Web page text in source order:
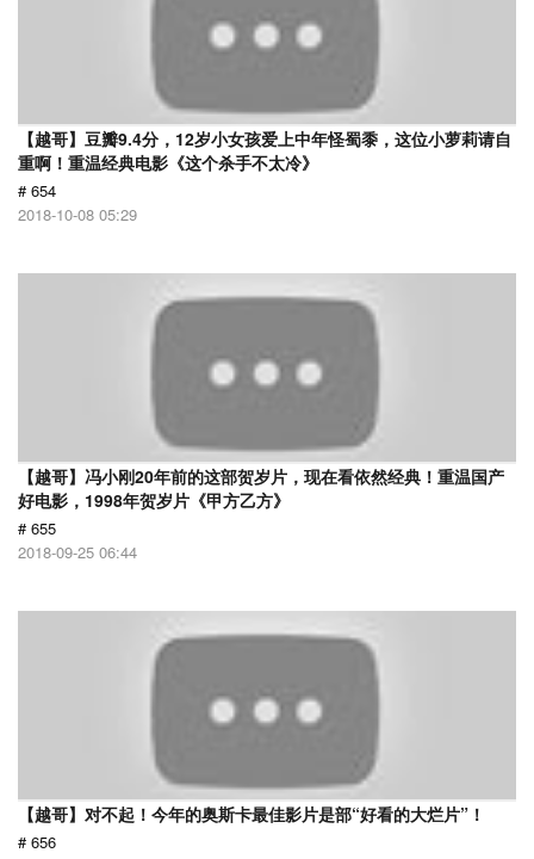
【越哥】豆瓣9.4分，12岁小女孩爱上中年怪蜀黍，这位小萝莉请自
重啊！重温经典电影《这个杀手不太冷》
# 654
2018-10-08 05:29
【越哥】冯小刚20年前的这部贺岁片，现在看依然经典！重温国产
好电影，1998年贺岁片《甲方乙方》
# 655
2018-09-25 06:44
【越哥】对不起！今年的奥斯卡最佳影片是部“好看的大烂片”！
# 656